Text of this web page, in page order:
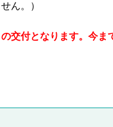
ん。）
交付となります。今ま